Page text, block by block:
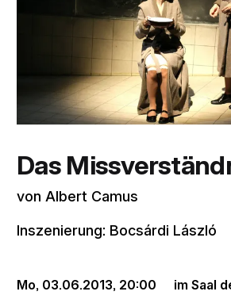
Mo, 03.06.2013, 20:00 im Saal
Das
von Albert Camus
Inszenierung: Bocsárdi László